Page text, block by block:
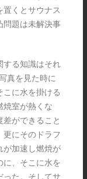
くとサウナス
問題は未解決事
する知識はそれ
真を見た時に
こに水を掛ける
焼室が熱くな
差ができること
更にそのドラフ
が加速し燃焼が
に、そこに水を
った。そしてサ